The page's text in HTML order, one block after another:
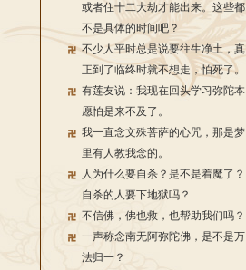
或者住十二大劫才能出来。这些都
不是具体的时间吧？
不少人平时总是说要往生净土，真
正到了临终时就不想走，怕死了。
有莲友说：我现在回头学习弥陀本
愿怕是来不及了。
我一直念文殊菩萨的心咒，那是梦
里有人教我念的。
人为什么要自杀？是不是着魔了？
自杀的人要下地狱吗？
不信佛，佛也救，也帮助我们吗？
一声称念南无阿弥陀佛，是不是万
法归一？